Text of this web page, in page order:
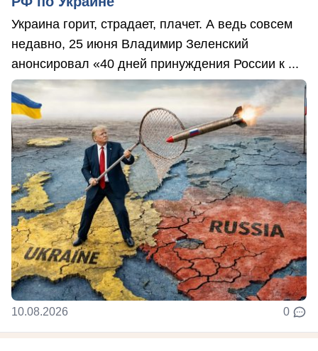
Украина горит, страдает, плачет. А ведь совсем
недавно, 25 июня Владимир Зеленский
анонсировал «40 дней принуждения России к ...
10.08.2026 0